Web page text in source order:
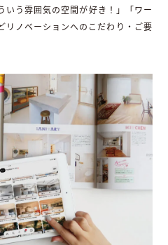
いう雰囲気の空間が好き！」「ワー
リノベーションへのこだわり・ご要